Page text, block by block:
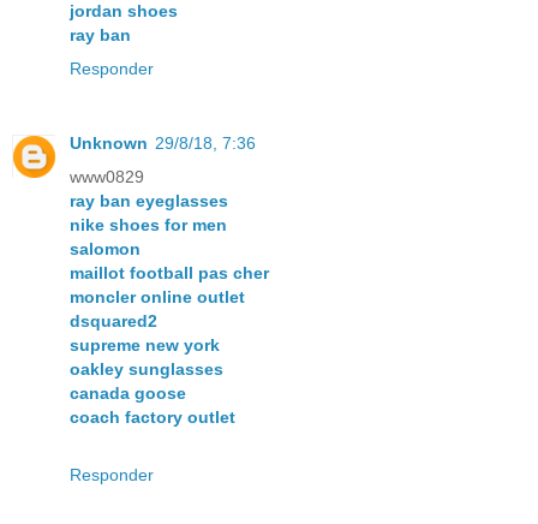
jordan shoes
ray ban
Responder
Unknown 29/8/18, 7:36
www0829
ray ban eyeglasses
nike shoes for men
salomon
maillot football pas cher
moncler online outlet
dsquared2
supreme new york
oakley sunglasses
canada goose
coach factory outlet
Responder